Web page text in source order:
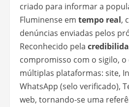
criado para informar a
Fluminense em tempo real,
denúncias enviadas pelos
Reconhecido pela
compromisso com o sigilo, o
múltiplas plataformas: site,
WhatsApp (selo verificado),
web, tornando-se uma